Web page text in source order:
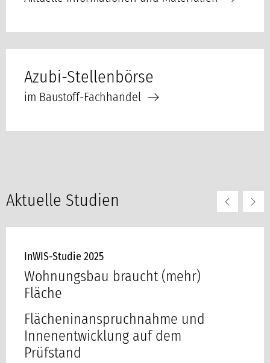
Azubi-Stellenbörse
im Baustoff-Fachhandel
Aktuelle Studien
InWIS-Studie 2025
Wohnungsbau braucht (mehr)
Fläche
Flächeninanspruchnahme und
Innenentwicklung auf dem
Prüfstand